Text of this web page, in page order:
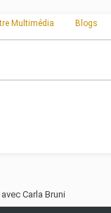
Multimédia Blogs
Carla Bruni